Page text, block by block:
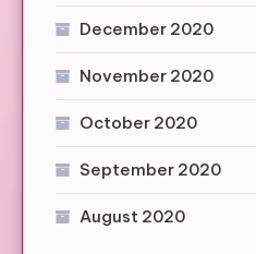
December 2020
November 2020
October 2020
September 2020
August 2020